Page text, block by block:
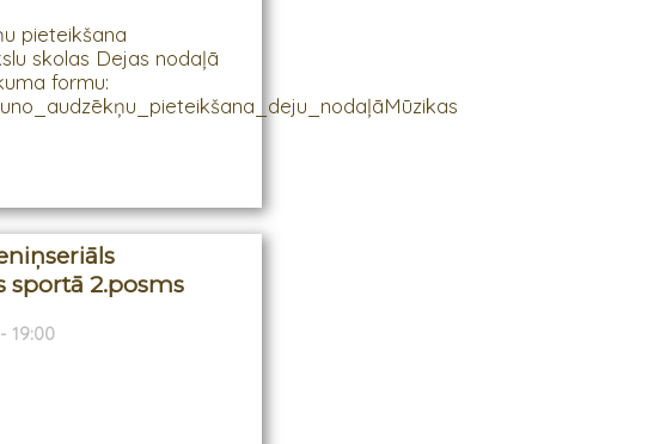
pieteikšana
skolas Dejas nodaļā
formu:
sportā 2.posms
19:00